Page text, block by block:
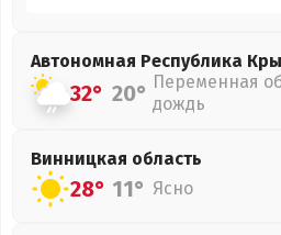
Автономная Республика
32° 20° Переменная
дождь
Винницкая область
28° 11° Ясно